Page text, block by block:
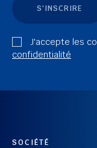
S'INSCRIRE
J'accepte les
confidentialité
SOCIÉTÉ